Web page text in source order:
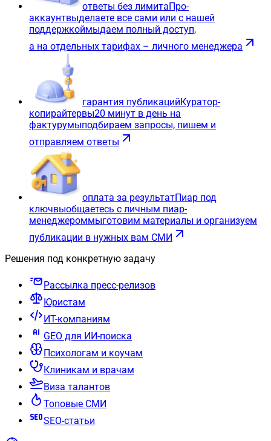
ответы без лимитаПро-
аккаунтвыделаете все сами или с нашей
поддержкоймыдаем полный доступ,
а на отдельных тарифах – личного менеджера
гарантия публикацийКуратор-
копирайтервы20 минут в день на
фактурумыподбираем запросы, пишем и
отправляем ответы
оплата за результатПиар под
ключвыобщаетесь с личным пиар-
менеджероммыготовим материалы и организуем
публикации в нужных вам СМИ
Решения под конкретную задачу
Рассылка пресс-релизов
Юристам
ИТ-компаниям
GEO для ИИ-поиска
Психологам и коучам
Клиникам и врачам
Виза талантов
Топовые СМИ
SEO-статьи